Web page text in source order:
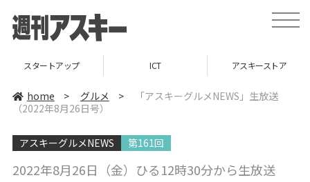
t
o
e
スタートアップ ICT アスキーストア
home > グルメ >
「アスキーグルメNEWS」生放送
（2022年8月26日号）
アスキーグルメNEWS 第161回
2022年8月26日（金）ひる12時30分から生放送